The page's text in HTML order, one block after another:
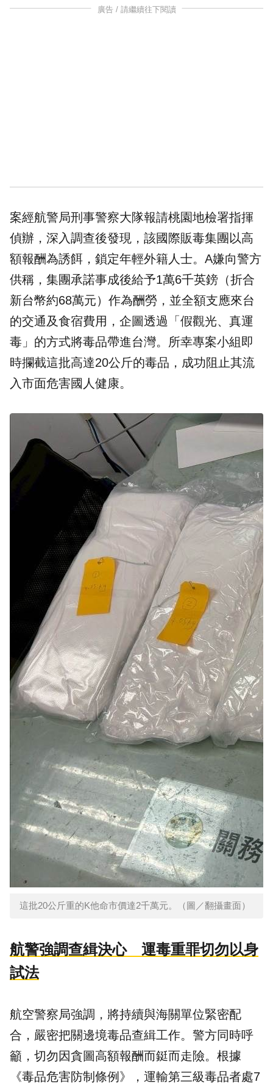
廣告 / 請繼續往下閱讀
案經航警局刑事警察大隊報請桃園地檢署指揮
偵辦，深入調查後發現，該國際販毒集團以高
額報酬為誘餌，鎖定年輕外籍人士。A嫌向警方
供稱，集團承諾事成後給予1萬6千英鎊（折合
新台幣約68萬元）作為酬勞，並全額支應來台
的交通及食宿費用，企圖透過「假觀光、真運
毒」的方式將毒品帶進台灣。所幸專案小組即
時攔截這批高達20公斤的毒品，成功阻止其流
入市面危害國人健康。
這批20公斤重的K他命市價達2千萬元。（圖／翻攝畫面）
航警強調查緝決心 運毒重罪切勿以身
試法
航空警察局強調，將持續與海關單位緊密配
合，嚴密把關邊境毒品查緝工作。警方同時呼
籲，切勿因貪圖高額報酬而鋌而走險。根據
《毒品危害防制條例》，運輸第三級毒品者處7